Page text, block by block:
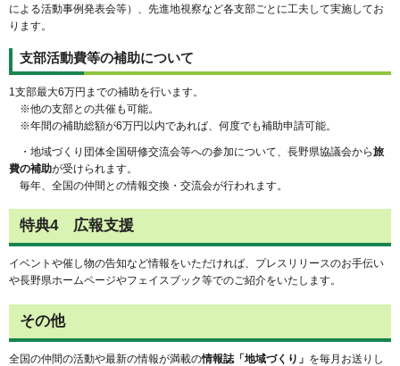
による活動事例発表会等）、先進地視察など各支部ごとに工夫して実施してお
ります。
支部活動費等の補助について
1支部最大6万円までの補助を行います。
※他の支部との共催も可能。
※年間の補助総額が6万円以内であれば、何度でも補助申請可能。
・地域づくり団体全国研修交流会等への参加について、長野県協議会から旅
費の補助が受けられます。
毎年、全国の仲間との情報交換・交流会が行われます。
特典4 広報支援
イベントや催し物の告知など情報をいただければ、プレスリリースのお手伝い
や長野県ホームページやフェイスブック等でのご紹介をいたします。
その他
全国の仲間の活動や最新の情報が満載の情報誌「地域づくり」 を毎月お送りし